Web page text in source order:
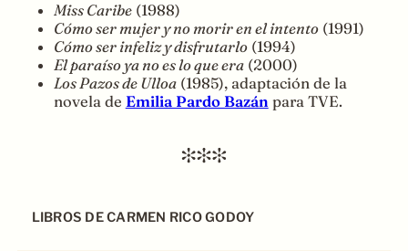
Miss Caribe(1988)
Cómo ser mujer y no morir en el intento(1991)
Cómo ser infeliz y disfrutarlo(1994)
El paraíso ya no es lo que era(2000)
Los Pazos de Ulloa(1985), adaptación de la
novela de Emilia Pardo Bazán para TVE.
LIBROS DE CARMEN RICO GODOY